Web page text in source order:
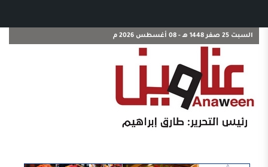
السبت 25 صفر 1448 هـ - 08 أغسطس 2026 م